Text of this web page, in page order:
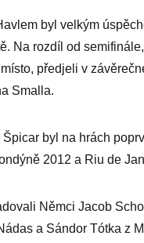
byl velkým
Na rozdíl od
předjeli v
Smalla.
byl na hrách
2012 a Riu de
Němci Jacob
a Sándor Tótka z